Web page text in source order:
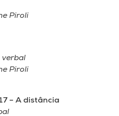
Piroli
verbal
Piroli
– A distância